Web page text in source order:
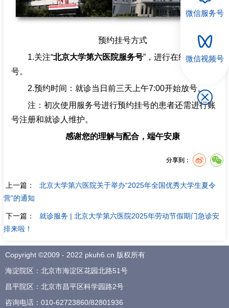
预约挂号方式
1.关注“北京大学第六医院服务号”，进行在线预约挂
号。
2.预约时间：就诊当日前三天上午7:00开始放号。
注：初次使用服务号进行预约挂号的患者还需进行账
号注册和就诊人维护。
感谢您的理解与配合，端午安康
分享到：
上一篇：
北京大学第六医院关于举办“2025年全国优秀大学生夏令
营”的通知
下一篇：
就诊服务 | 北京大学第六医院2025年劳动节假期门急诊安
排来啦！
Copyright ©2009 - 2022 pkuh6.cn 版权所有
海淀院区：北京市海淀区花园北路51号
昌平院区：北京市昌平区科学园路2号
咨询电话： 010-62723860/82801936
微信服务号
微信视频号